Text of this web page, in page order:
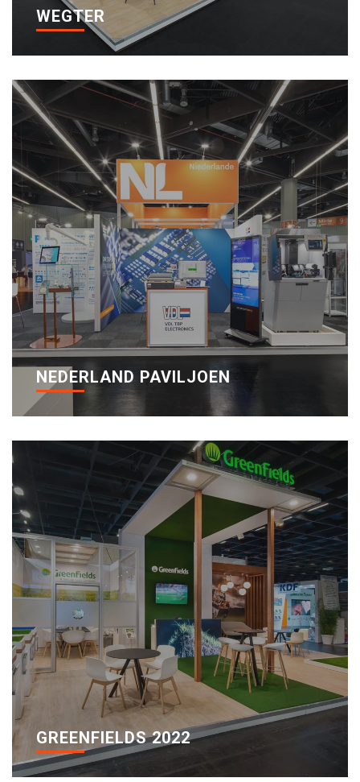
WEGTER
NEDERLAND PAVILJOEN
GREENFIELDS 2022